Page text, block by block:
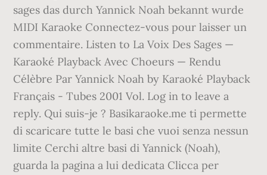
sages das durch Yannick Noah bekannt wurde
MIDI Karaoke Connectez-vous pour laisser un
commentaire. Listen to La Voix Des Sages —
Karaoké Playback Avec Choeurs — Rendu
Célèbre Par Yannick Noah by Karaoké Playback
Français - Tubes 2001 Vol. Log in to leave a
reply. Qui suis-je ? Basikaraoke.me ti permette
di scaricare tutte le basi che vuoi senza nessun
limite Cerchi altre basi di Yannick (Noah),
guarda la pagina a lui dedicata Clicca per